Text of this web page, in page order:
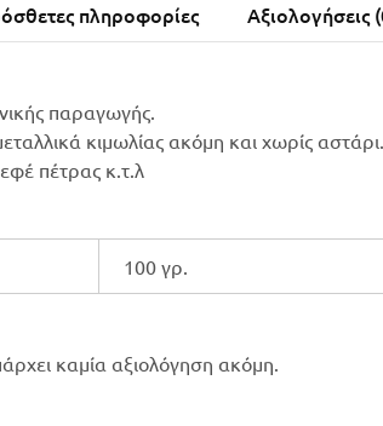
πληροφορίες Αξιολογήσεις
παραγωγής.
κιμωλίας ακόμη και χωρίς αστάρι.
εφέ πέτρας κ.τ.λ
100 γρ.
καμία αξιολόγηση ακόμη.